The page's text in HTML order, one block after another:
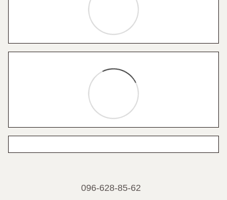
096-628-85-62